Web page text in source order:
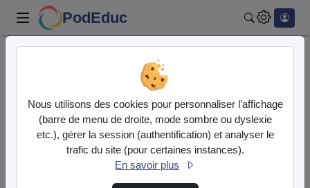
PodEduc
22 vidéos trouvées
Audio Vidéo
Direction de tri
Nous utilisons des cookies pour personnaliser l’affichage
(barre de menu de droite, mode sombre ou dyslexie
etc.), gérer la session (authentification) et analyser le
trafic du site (pour certaines instances).
En savoir plus